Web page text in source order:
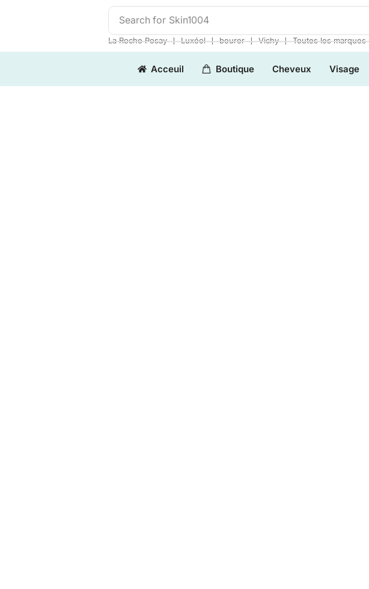
Search for Skin1004
La Roche Posay ❘ Luxéol ❘ beurer ❘ Vichy ❘ Toutes les marques
Acceuil Boutique Cheveux Visage